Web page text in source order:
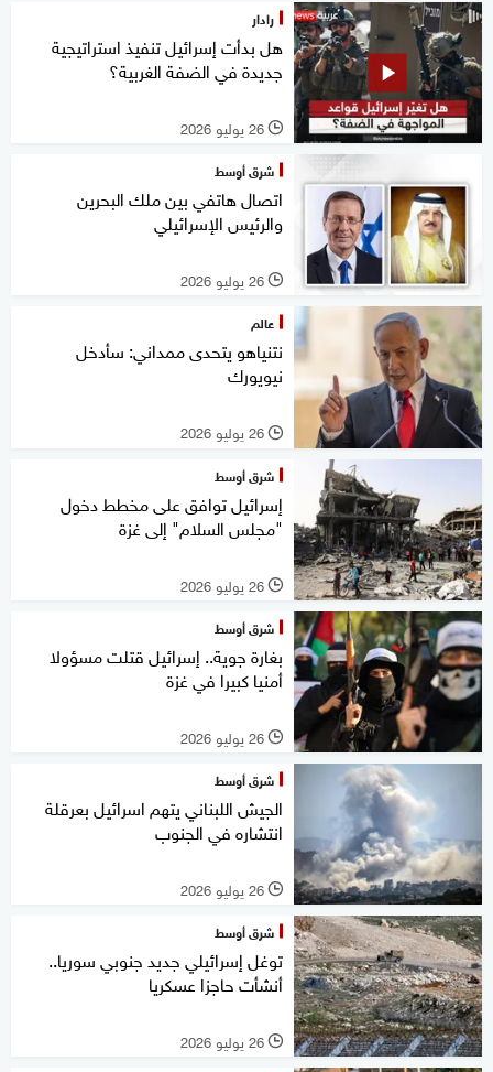
رادار
هل بدأت إسرائيل تنفيذ استراتيجية
جديدة في الضفة الغربية؟
l 26 يوليو 2026
شرق أوسط
اتصال هاتفي بين ملك البحرين
والرئيس الإسرائيلي
l 26 يوليو 2026
عالم
نتنياهو يتحدى ممداني: سأدخل
نيويورك
l 26 يوليو 2026
شرق أوسط
إسرائيل توافق على مخطط دخول
"مجلس السلام" إلى غزة
l 26 يوليو 2026
شرق أوسط
بغارة جوية.. إسرائيل قتلت مسؤولا
أمنيا كبيرا في غزة
l 26 يوليو 2026
شرق أوسط
الجيش اللبناني يتهم اسرائيل بعرقلة
انتشاره في الجنوب
l 26 يوليو 2026
شرق أوسط
توغل إسرائيلي جديد جنوبي سوريا..
أنشأت حاجزا عسكريا
l 26 يوليو 2026